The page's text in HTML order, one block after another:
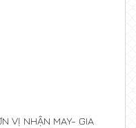
VỊ NHẬN MAY- GIA